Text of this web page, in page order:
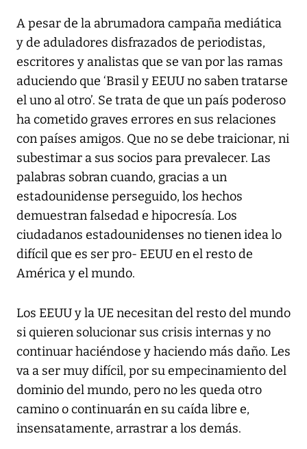
A pesar de la abrumadora campaña mediática
y de aduladores disfrazados de periodistas,
escritores y analistas que se van por las ramas
aduciendo que ‘Brasil y EEUU no saben tratarse
el uno al otro’. Se trata de que un país poderoso
ha cometido graves errores en sus relaciones
con países amigos. Que no se debe traicionar, ni
subestimar a sus socios para prevalecer. Las
palabras sobran cuando, gracias a un
estadounidense perseguido, los hechos
demuestran falsedad e hipocresía. Los
ciudadanos estadounidenses no tienen idea lo
difícil que es ser pro- EEUU en el resto de
América y el mundo.
Los EEUU y la UE necesitan del resto del mundo
si quieren solucionar sus crisis internas y no
continuar haciéndose y haciendo más daño. Les
va a ser muy difícil, por su empecinamiento del
dominio del mundo, pero no les queda otro
camino o continuarán en su caída libre e,
insensatamente, arrastrar a los demás.